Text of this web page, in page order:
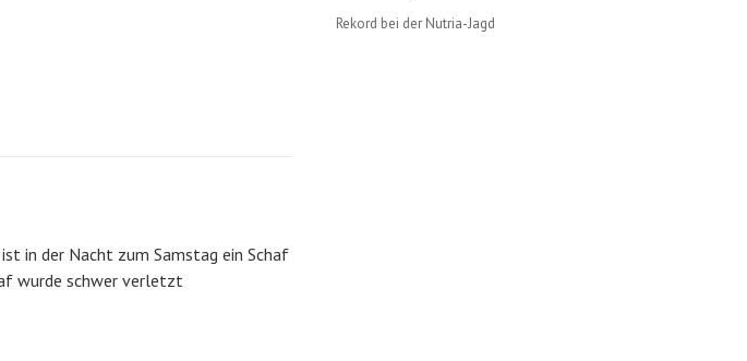
in der Nacht zum Samstag ein Schaf
wurde schwer verletzt
Rekord bei der Nutria-Jagd